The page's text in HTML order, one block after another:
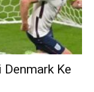
Ke